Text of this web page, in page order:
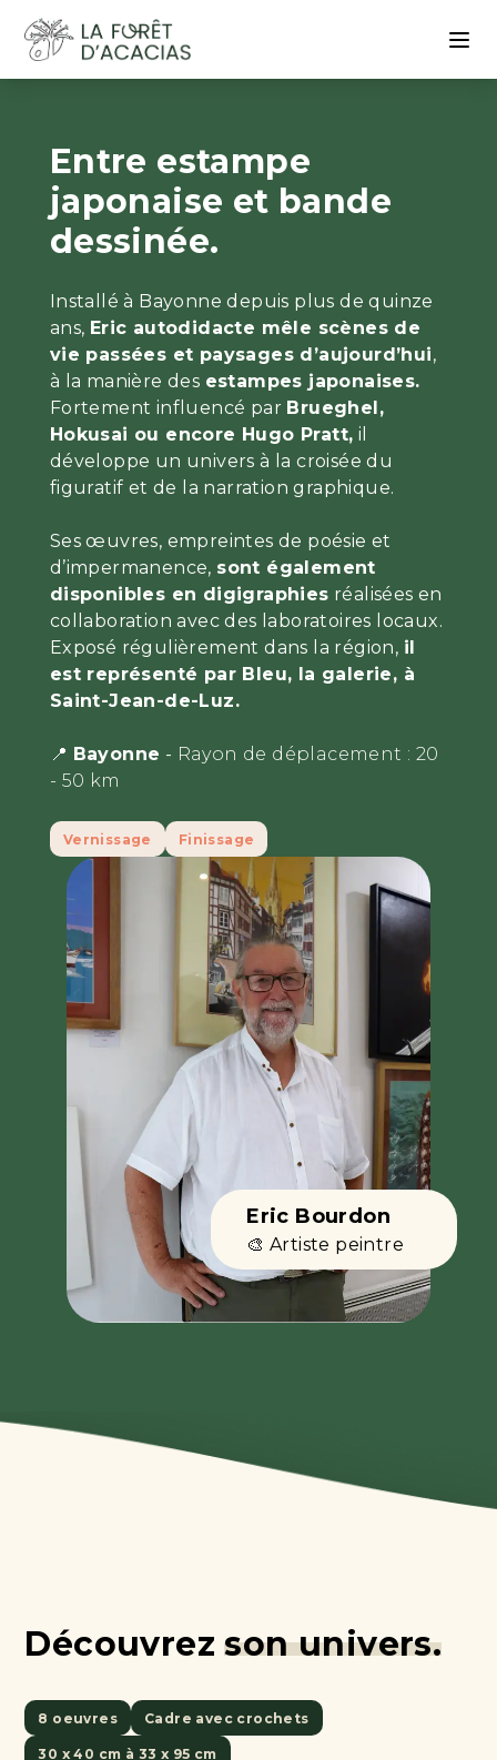
Entre estampe
japonaise et bande
dessinée.
Installé à Bayonne depuis plus de quinze
ans, Eric autodidacte mêle scènes de
vie passées et paysages d’aujourd’hui,
à la manière des estampes japonaises.
Fortement influencé par Brueghel,
Hokusai ou encore Hugo Pratt, il
développe un univers à la croisée du
figuratif et de la narration graphique.
Ses œuvres, empreintes de poésie et
d’impermanence, sont également
disponibles en digigraphies réalisées en
collaboration avec des laboratoires locaux.
Exposé régulièrement dans la région, il
est représenté par Bleu, la galerie, à
Saint-Jean-de-Luz.
📍 Bayonne - Rayon de déplacement : 20
- 50 km
Vernissage Finissage
Eric Bourdon
🎨 Artiste peintre
Découvrez son univers.
8 oeuvres Cadre avec crochets
30 x 40 cm à 33 x 95 cm